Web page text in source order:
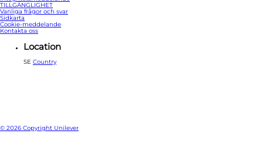
Ändra Inställningarna
TILLGÄNGLIGHET
Vanliga frågor och svar
Cookie-meddelande
Kontakta oss
Location